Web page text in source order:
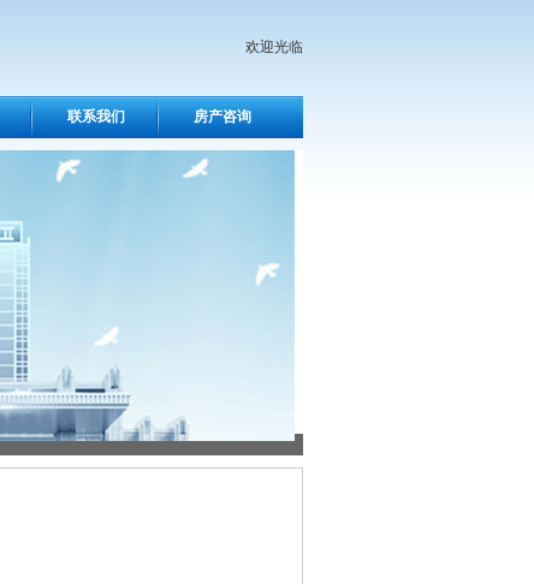
欢迎光临
联系我们 房产咨询